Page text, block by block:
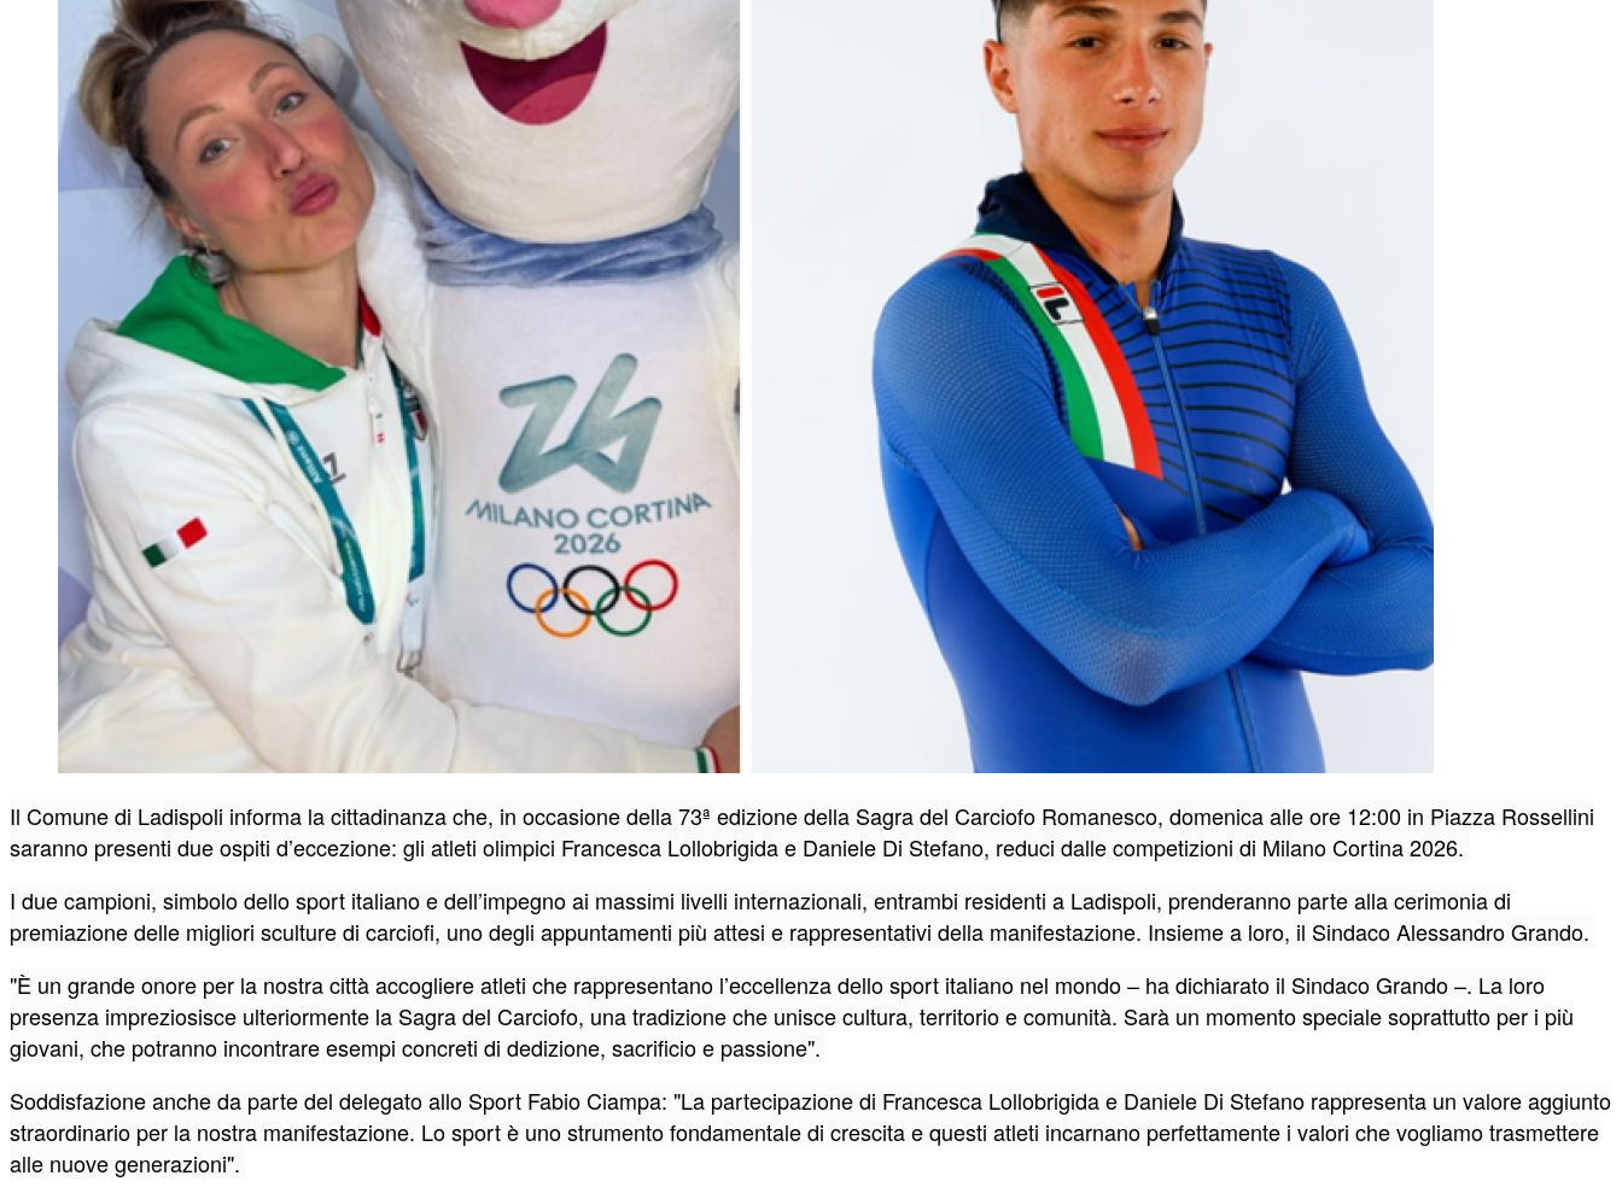
Il Comune di Ladispoli informa la cittadinanza che, in occasione della 73ª edizione della Sagra del Carciofo Romanesco, domenica alle ore 12:00 in Piazza Rossellini
saranno presenti due ospiti d’eccezione: gli atleti olimpici Francesca Lollobrigida e Daniele Di Stefano, reduci dalle competizioni di Milano Cortina 2026.
I due campioni, simbolo dello sport italiano e dell’impegno ai massimi livelli internazionali, entrambi residenti a Ladispoli, prenderanno parte alla cerimonia di
premiazione delle migliori sculture di carciofi, uno degli appuntamenti più attesi e rappresentativi della manifestazione. Insieme a loro, il Sindaco Alessandro Grando.
"È un grande onore per la nostra città accogliere atleti che rappresentano l’eccellenza dello sport italiano nel mondo – ha dichiarato il Sindaco Grando –. La loro
presenza impreziosisce ulteriormente la Sagra del Carciofo, una tradizione che unisce cultura, territorio e comunità. Sarà un momento speciale soprattutto per i più
giovani, che potranno incontrare esempi concreti di dedizione, sacrificio e passione".
Soddisfazione anche da parte del delegato allo Sport Fabio Ciampa: "La partecipazione di Francesca Lollobrigida e Daniele Di Stefano rappresenta un valore aggiunto
straordinario per la nostra manifestazione. Lo sport è uno strumento fondamentale di crescita e questi atleti incarnano perfettamente i valori che vogliamo trasmettere
alle nuove generazioni".